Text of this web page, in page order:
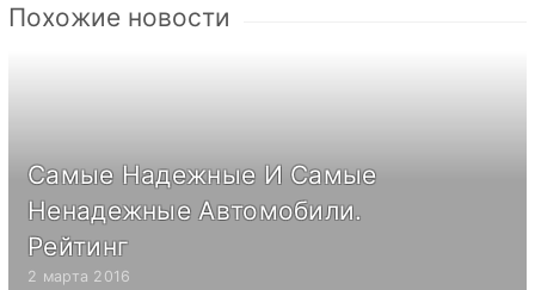
Похожие новости
Самые Надежные И Самые
Ненадежные Автомобили.
Рейтинг
2 марта 2016